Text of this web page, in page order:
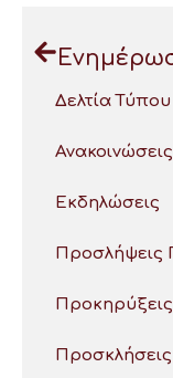
Δελτία Τύπου
Ανακοινώσεις
Εκδηλώσεις
Προσλήψεις
Προκηρύξεις